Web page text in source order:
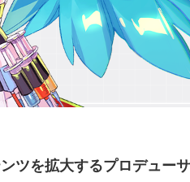
ツを拡大するプロデュー